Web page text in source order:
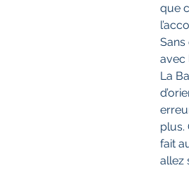
que
avec
La
plus.
fait
allez